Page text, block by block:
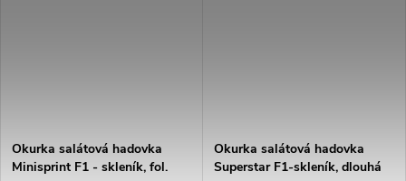
Okurka salátová hadovka
Minisprint F1 - skleník, fol.
Okurka salátová hadovka
Superstar F1-skleník, dlouhá